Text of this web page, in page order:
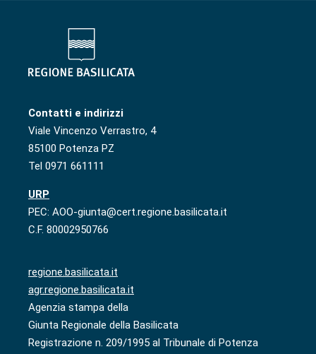
Contatti e indirizzi
Viale Vincenzo Verrastro, 4
85100 Potenza PZ
Tel 0971 661111
URP
PEC: AOO-giunta@cert.regione.basilicata.it
C.F. 80002950766
regione.basilicata.it
agr.regione.basilicata.it
Agenzia stampa della
Giunta Regionale della Basilicata
Registrazione n. 209/1995 al Tribunale di Potenza